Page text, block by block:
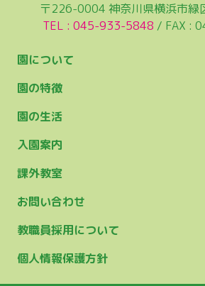
〒226-0004 神奈川県横浜市緑
TEL : 045-933-5848 / FAX :
園について
園の特徴
園の生活
入園案内
課外教室
お問い合わせ
教職員採用について
個人情報保護方針